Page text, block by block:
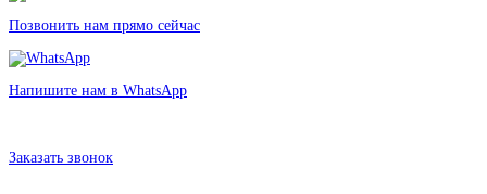
Позвонить нам прямо сейчас
Напишите нам в WhatsApp
Заказать звонок